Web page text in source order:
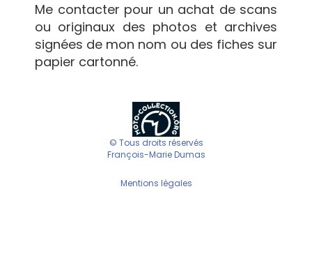
Me contacter pour un achat de scans
ou originaux des photos et archives
signées de mon nom ou des fiches sur
papier cartonné.
© Tous droits réservés
François-Marie Dumas
Mentions légales